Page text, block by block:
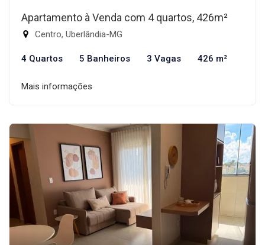
Apartamento à Venda com 4 quartos, 426m²
Centro, Uberlândia-MG
4 Quartos 5 Banheiros 3 Vagas 426 m²
Mais informações